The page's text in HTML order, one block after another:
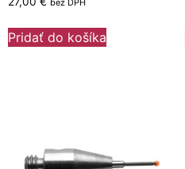
bez DPH
Pridať do košíka